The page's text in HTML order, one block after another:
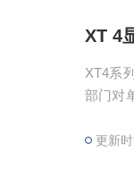
XT 4
XT4系
部门对
更新